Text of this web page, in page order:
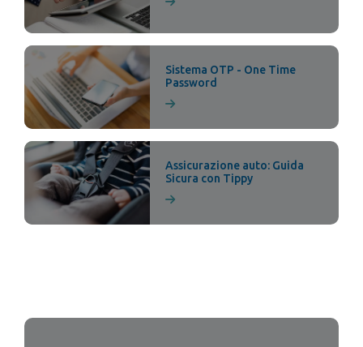
Sistema OTP - One Time
Password
Assicurazione auto: Guida
Sicura con Tippy